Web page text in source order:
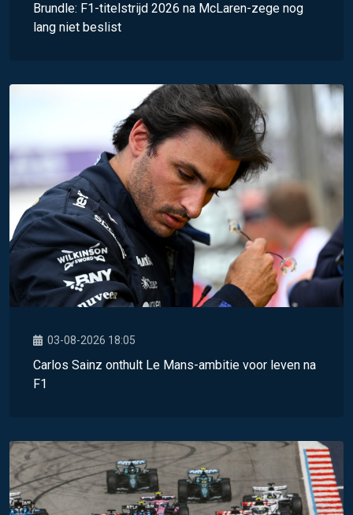
Brundle: F1-titelstrijd 2026 na McLaren-zege nog
lang niet beslist
03-08-2026 18:05
Carlos Sainz onthult Le Mans-ambitie voor leven na
F1